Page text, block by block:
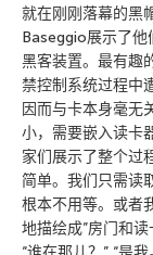
就在刚刚落幕的黑
Baseggio展示了他
黑客装置。最有趣
禁控制系统过程中
因而与卡本身毫无
小，需要嵌入读卡
家们展示了整个过
简单。我们只需读
根本不用等。或者
地描绘成”房门和